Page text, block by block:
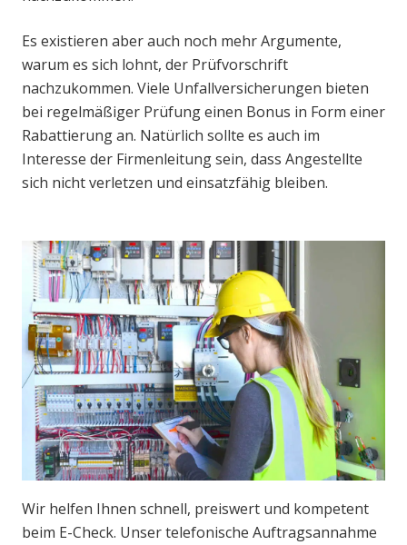
Es existieren aber auch noch mehr Argumente,
warum es sich lohnt, der Prüfvorschrift
nachzukommen. Viele Unfallversicherungen bieten
bei regelmäßiger Prüfung einen Bonus in Form einer
Rabattierung an. Natürlich sollte es auch im
Interesse der Firmenleitung sein, dass Angestellte
sich nicht verletzen und einsatzfähig bleiben.
Wir helfen Ihnen schnell, preiswert und kompetent
beim E-Check. Unser telefonische Auftragsannahme